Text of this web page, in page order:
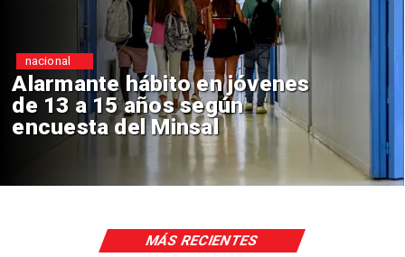
hábito en jóvenes
13 a 15 años según
del Minsal
nacional
MÁS RECIENTES